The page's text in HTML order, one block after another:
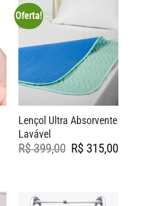
Oferta!
Lençol Ultra Absorvente
Lavável
R$399,00
O
preço
R$ 315,00O